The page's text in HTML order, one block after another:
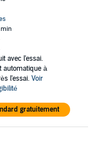
min
avec l'essai.
automatique à
l'essai. Voir
gratuitement